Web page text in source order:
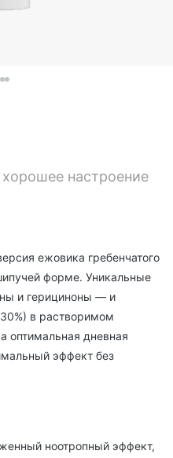
настроение
ежовика гребенчатого
форме. Уникальные
и герициноны — и
в растворимом
оптимальная дневная
эффект без
ноотропный эффект,